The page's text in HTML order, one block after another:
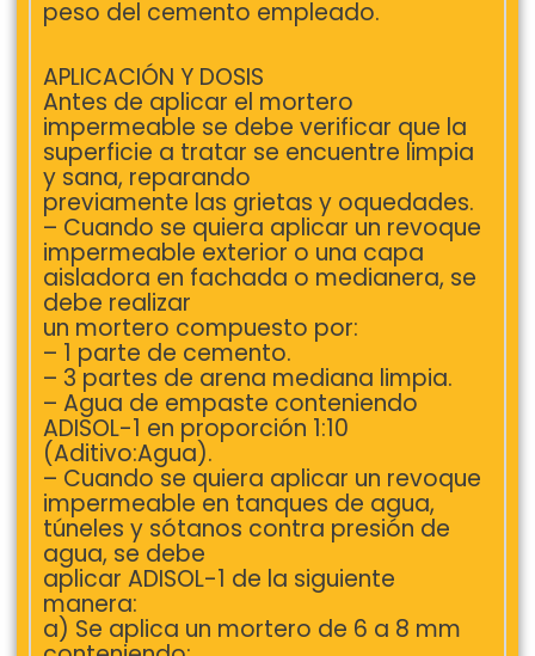
peso del cemento empleado.
APLICACIÓN Y DOSIS
Antes de aplicar el mortero
impermeable se debe verificar que la
superficie a tratar se encuentre limpia
y sana, reparando
previamente las grietas y oquedades.
– Cuando se quiera aplicar un revoque
impermeable exterior o una capa
aisladora en fachada o medianera, se
debe realizar
un mortero compuesto por:
– 1 parte de cemento.
– 3 partes de arena mediana limpia.
– Agua de empaste conteniendo
ADISOL-1 en proporción 1:10
(Aditivo:Agua).
– Cuando se quiera aplicar un revoque
impermeable en tanques de agua,
túneles y sótanos contra presión de
agua, se debe
aplicar ADISOL-1 de la siguiente
manera:
a) Se aplica un mortero de 6 a 8 mm